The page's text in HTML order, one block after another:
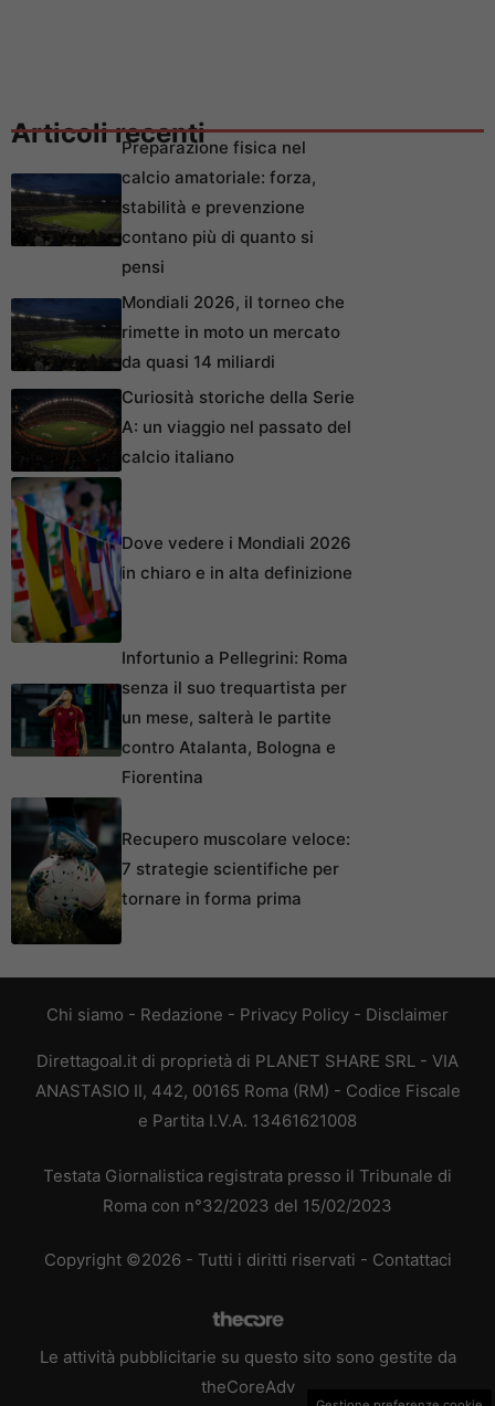
Articoli recentiPreparazione fisica nel
calcio amatoriale: forza,
stabilità e prevenzione
contano più di quanto si
pensi
Mondiali 2026, il torneo che
rimette in moto un mercato
da quasi 14 miliardi
Curiosità storiche della Serie
A: un viaggio nel passato del
calcio italiano
Dove vedere i Mondiali 2026
in chiaro e in alta definizione
Infortunio a Pellegrini: Roma
senza il suo trequartista per
un mese, salterà le partite
contro Atalanta, Bologna e
Fiorentina
Recupero muscolare veloce:
7 strategie scientifiche per
tornare in forma prima
Chi siamo - Redazione - Privacy Policy - Disclaimer
Direttagoal.it di proprietà di PLANET SHARE SRL - VIA
ANASTASIO II, 442, 00165 Roma (RM) - Codice Fiscale
e Partita I.V.A. 13461621008
Testata Giornalistica registrata presso il Tribunale di
Roma con n°32/2023 del 15/02/2023
Copyright ©2026 - Tutti i diritti riservati - Contattaci
Le attività pubblicitarie su questo sito sono gestite da
theCoreAdv